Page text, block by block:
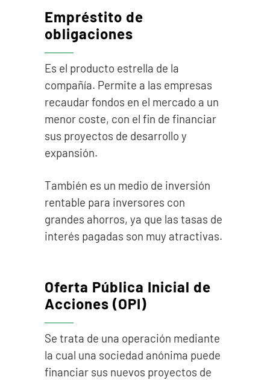
Empréstito de
obligaciones
Es el producto estrella de la
compañía. Permite a las empresas
recaudar fondos en el mercado a un
menor coste, con el fin de financiar
sus proyectos de desarrollo y
expansión.
También es un medio de inversión
rentable para inversores con
grandes ahorros, ya que las tasas de
interés pagadas son muy atractivas.
Oferta Pública Inicial de
Acciones (OPI)
Se trata de una operación mediante
la cual una sociedad anónima puede
financiar sus nuevos proyectos de